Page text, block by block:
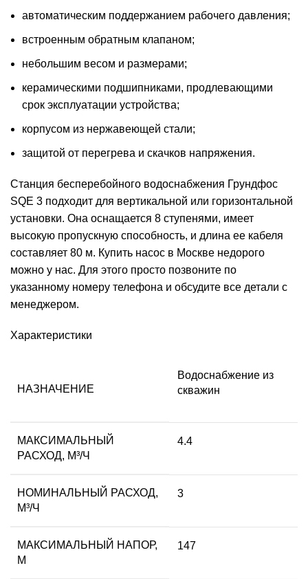
автоматическим поддержанием рабочего давления;
встроенным обратным клапаном;
небольшим весом и размерами;
керамическими подшипниками, продлевающими
срок эксплуатации устройства;
корпусом из нержавеющей стали;
защитой от перегрева и скачков напряжения.
Станция бесперебойного водоснабжения Грундфос
SQE 3 подходит для вертикальной или горизонтальной
установки. Она оснащается 8 ступенями, имеет
высокую пропускную способность, и длина ее кабеля
составляет 80 м. Купить насос в Москве недорого
можно у нас. Для этого просто позвоните по
указанному номеру телефона и обсудите все детали с
менеджером.
Характеристики
НАЗНАЧЕНИЕ
Водоснабжение из
скважин
МАКСИМАЛЬНЫЙ
РАСХОД, М³/Ч
4.4
НОМИНАЛЬНЫЙ РАСХОД,
М³/Ч
3
МАКСИМАЛЬНЫЙ НАПОР,
М
147